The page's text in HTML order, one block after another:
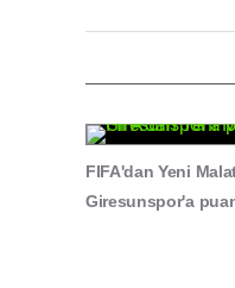
FIFA'dan Yeni
Giresunspor'a